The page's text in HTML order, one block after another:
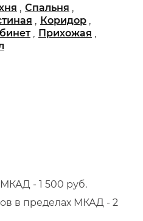
, Спальня ,
, Коридор ,
, Прихожая ,
- 1 500 руб.
в пределах МКАД - 2